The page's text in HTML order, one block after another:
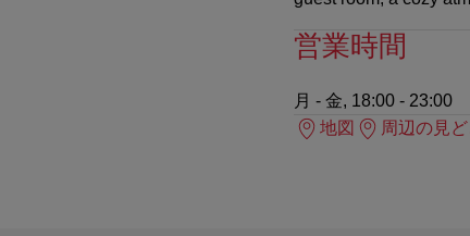
営業時間
月 - 金, 18:00 - 23:00
地図
周辺の見